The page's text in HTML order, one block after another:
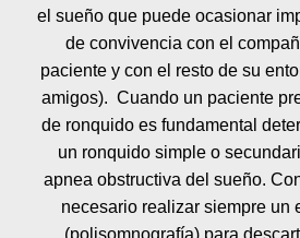
el sueño que puede ocasionar
de convivencia con el
paciente y con el resto de su
amigos). Cuando un paciente
de ronquido es fundamental
un ronquido simple o
apnea obstructiva del sueño.
necesario realizar siempre un
(polisomnografía) para